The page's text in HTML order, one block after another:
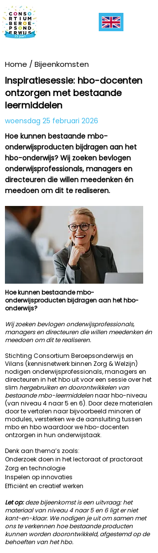
Home / Bijeenkomsten
Inspiratiesessie: hbo-docenten
ontzorgen met bestaande
leermiddelen
woensdag 25 februari 2026
Hoe kunnen bestaande mbo-
onderwijsproducten bijdragen aan het
hbo-onderwijs? Wij zoeken bevlogen
onderwijsprofessionals, managers en
directeuren die willen meedenken én
meedoen om dit te realiseren.
Hoe kunnen bestaande mbo-
onderwijsproducten bijdragen aan het hbo-
onderwijs?
Wij zoeken bevlogen onderwijsprofessionals,
managers en directeuren die willen meedenken én
meedoen om dit te realiseren.
Stichting Consortium Beroepsonderwijs en
Vilans (kennisnetwerk binnen Zorg & Welzijn)
nodigen onderwijsprofessionals, managers en
directeuren in het hbo uit voor een sessie over het
slim hergebruiken en doorontwikkelen van
bestaande mbo-leermiddelennaar hbo-niveau
(van niveau 4 naar 5 en 6). Door deze materialen
door te vertalen naar bijvoorbeeld minoren of
modules, versterken we de aansluiting tussen
mbo en hbo waardoor we hbo-docenten
ontzorgen in hun onderwijstaak.
Denk aan thema’s zoals:
Onderzoek doen in het lectoraat of practoraat
Zorg en technologie
Inspelen op innovaties
Efficiënt en creatief werken
Let op:deze bijeenkomst is een uitvraag: het
materiaal van niveau 4 naar 5 en 6 ligt er niet
kant-en-klaar. We nodigen je uit om samen met
ons te verkennen hoe bestaande producten
kunnen worden doorontwikkeld, afgestemd op de
behoeften van het hbo.